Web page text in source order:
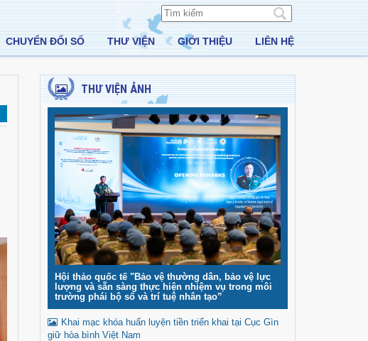
CHUYỂN ĐỔI SỐ THƯ VIỆN GIỚI THIỆU LIÊN HỆ
THƯ VIỆN ẢNH
Hội thảo quốc tế "Bảo vệ thường dân, bảo vệ lực
lượng và sẵn sàng thực hiện nhiệm vụ trong môi
trường phái bộ số và trí tuệ nhân tạo”
Khai mạc khóa huấn luyện tiền triển khai tại Cục Gìn
giữ hòa bình Việt Nam